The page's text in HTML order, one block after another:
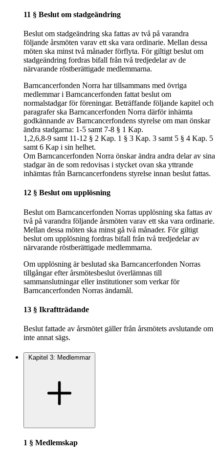
11 § Beslut om stadgeändring
Beslut om stadgeändring ska fattas av två på varandra
följande årsmöten varav ett ska vara ordinarie. Mellan dessa
möten ska minst två månader förflyta. För giltigt beslut om
stadgeändring fordras bifall från två tredjedelar av de
närvarande röstberättigade medlemmarna.
Barncancerfonden Norra har tillsammans med övriga
medlemmar i Barncancerfonden fattat beslut om
normalstadgar för föreningar. Beträffande följande kapitel och
paragrafer ska Barncancerfonden Norra därför inhämta
godkännande av Barncancerfondens styrelse om man önskar
ändra stadgarna: 1-5 samt 7-8 § 1 Kap.
1,2,6,8-9 samt 11-12 § 2 Kap. 1 § 3 Kap. 3 samt 5 § 4 Kap. 5
samt 6 Kap i sin helhet.
Om Barncancerfonden Norra önskar ändra andra delar av sina
stadgar än de som redovisas i stycket ovan ska yttrande
inhämtas från Barncancerfondens styrelse innan beslut fattas.
12 § Beslut om upplösning
Beslut om Barncancerfonden Norras upplösning ska fattas av
två på varandra följande årsmöten varav ett ska vara ordinarie.
Mellan dessa möten ska minst gå två månader. För giltigt
beslut om upplösning fordras bifall från två tredjedelar av
närvarande röstberättigade medlemmarna.
Om upplösning är beslutad ska Barncancerfonden Norras
tillgångar efter årsmötesbeslut överlämnas till
sammanslutningar eller institutioner som verkar för
Barncancerfonden Norras ändamål.
13 § Ikraftträdande
Beslut fattade av årsmötet gäller från årsmötets avslutande om
inte annat sägs.
Kapitel 3: Medlemmar
1 § Medlemskap